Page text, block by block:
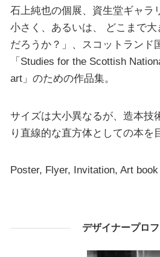
石上純也の個展、資生堂ギャラ
小さく、あるいは、 どこまで
だろうか？」、スコットランド
「Studies for the Scottish
art」のための作品集。
サイズは大小異なるが、造本技
り直線的な直方体としての本を
Poster, Flyer, Invitation, Art book
デザイナープロ